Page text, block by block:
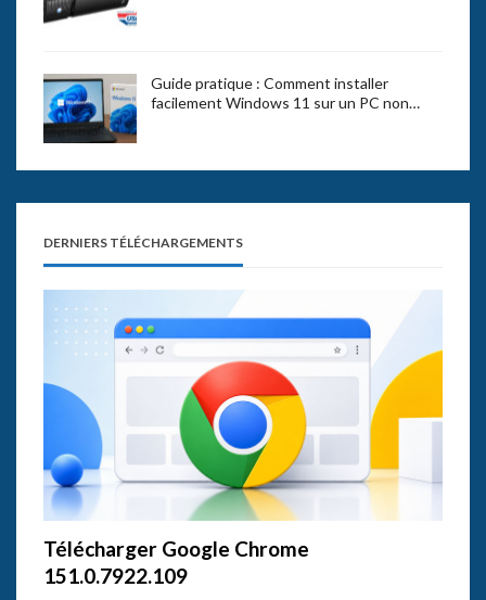
Guide pratique : Comment installer
facilement Windows 11 sur un PC non…
DERNIERS TÉLÉCHARGEMENTS
Télécharger Google Chrome
151.0.7922.109